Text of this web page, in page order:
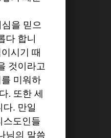
을 믿으
다 합니
시기 때
것이라고
미워하
. 또한 세
다. 만일
스도인들
님의 말씀